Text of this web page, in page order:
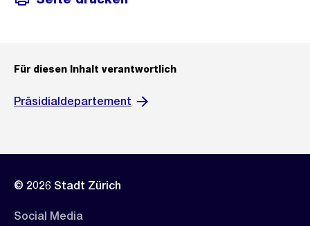
Für diesen Inhalt verantwortlich
Präsidialdepartement
© 2026 Stadt Zürich
Social Media